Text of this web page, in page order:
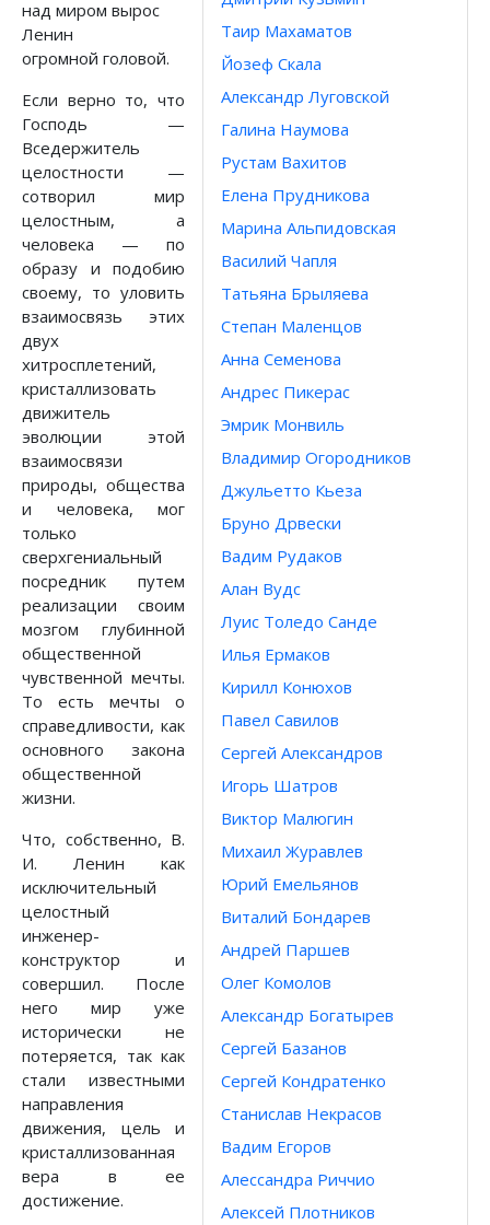
Таир Махаматов
Йозеф Скала
Александр Луговской
Галина Наумова
Рустам Вахитов
Елена Прудникова
Марина Альпидовская
Василий Чапля
Татьяна Брыляева
Степан Маленцов
Анна Семенова
Андрес Пикерас
Эмрик Монвиль
Владимир Огородников
Джульетто Кьеза
Бруно Дрвески
Вадим Рудаков
Алан Вудс
Луис Толедо Санде
Илья Ермаков
Кирилл Конюхов
Павел Савилов
Сергей Александров
Игорь Шатров
Виктор Малюгин
Михаил Журавлев
Юрий Емельянов
Виталий Бондарев
Андрей Паршев
Олег Комолов
Александр Богатырев
Сергей Базанов
Сергей Кондратенко
Станислав Некрасов
Вадим Егоров
Алессандра Риччио
Алексей Плотников
над миром вырос
Ленин
огромной головой.
Если верно то, что
Господь —
Вседержитель
целостности —
сотворил мир
целостным, а
человека — по
образу и подобию
своему, то уловить
взаимосвязь этих
двух
хитросплетений,
кристаллизовать
движитель
эволюции этой
взаимосвязи
природы, общества
и человека, мог
только
сверхгениальный
посредник путем
реализации своим
мозгом глубинной
общественной
чувственной мечты.
То есть мечты о
справедливости, как
основного закона
общественной
жизни.
Что, собственно, В.
И. Ленин как
исключительный
целостный
инженер-
конструктор и
совершил. После
него мир уже
исторически не
потеряется, так как
стали известными
направления
движения, цель и
кристаллизованная
вера в ее
достижение.